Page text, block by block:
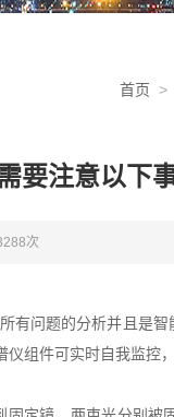
首页 >
要注意以下
次
问题的分析并且是
组件可实时自我监控